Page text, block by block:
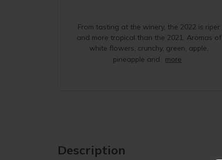
From tasting at the winery, the 2022 is riper
and more tropical than the 2021. Aromas of
white flowers, crunchy, green, apple,
pineapple and
more
Description